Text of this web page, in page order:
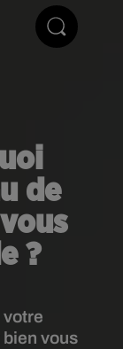
de
?
vous